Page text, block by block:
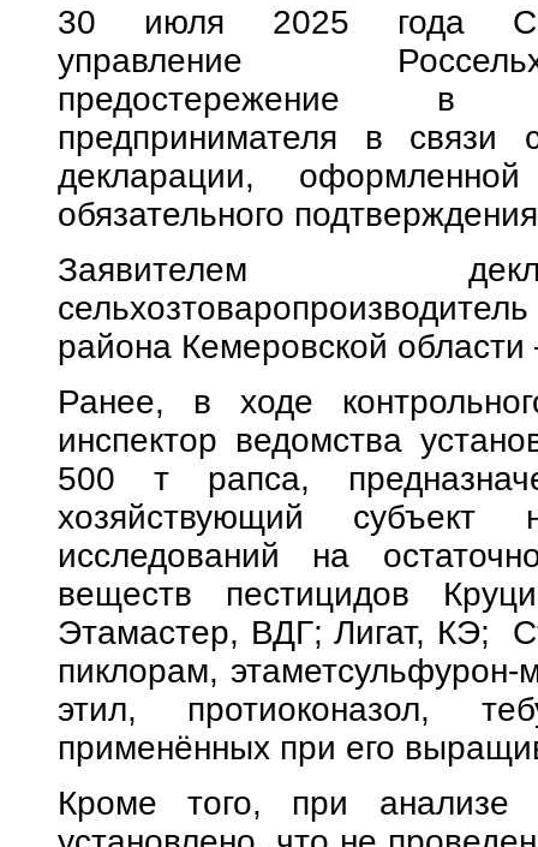
30 июля 2025 года
управление
предостережение в
предпринимателя в
декларации,
обязательного
Заявителем
района Кемеровской
Ранее, в ходе
инспектор ведомства
500 т рапса,
хозяйствующий субъект
исследований на
веществ пестицидов
Этамастер, ВДГ; Лигат, КЭ;
пиклорам,
этил, протиоконазол,
применённых при его
Кроме того, при анализе